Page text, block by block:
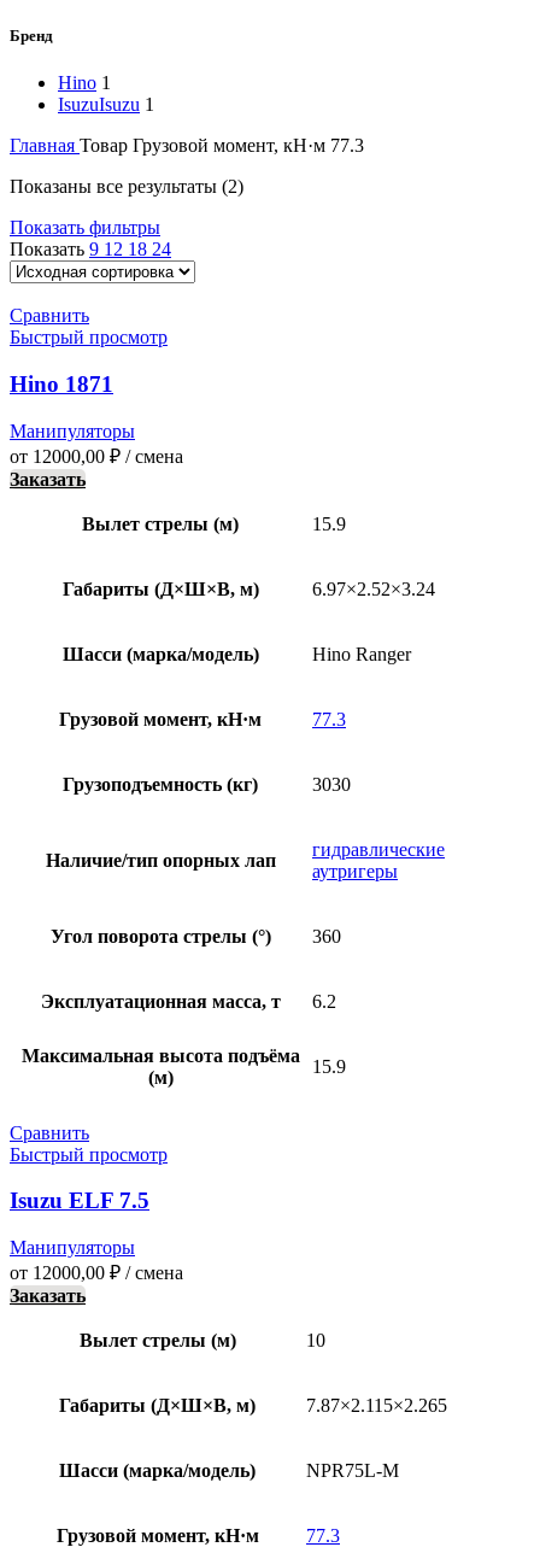
Бренд
Hino 1
IsuzuIsuzu 1
Главная Товар Грузовой момент, кН·м 77.3
Показаны все результаты (2)
Показать фильтры
Показать 9 12 18 24
Сравнить
Быстрый просмотр
Hino 1871
Манипуляторы
от 12000,00 ₽ / смена
Заказать
Вылет стрелы (м) 15.9
Габариты (Д×Ш×В, м) 6.97×2.52×3.24
Шасси (марка/модель) Hino Ranger
Грузовой момент, кН·м 77.3
Грузоподъемность (кг) 3030
Наличие/тип опорных лап
гидравлические
аутригеры
Угол поворота стрелы (°) 360
Эксплуатационная масса, т 6.2
Максимальная высота подъёма
(м)
15.9
Сравнить
Быстрый просмотр
Isuzu ELF 7.5
Манипуляторы
от 12000,00 ₽ / смена
Заказать
Вылет стрелы (м) 10
Габариты (Д×Ш×В, м) 7.87×2.115×2.265
Шасси (марка/модель) NPR75L-M
Грузовой момент, кН·м 77.3